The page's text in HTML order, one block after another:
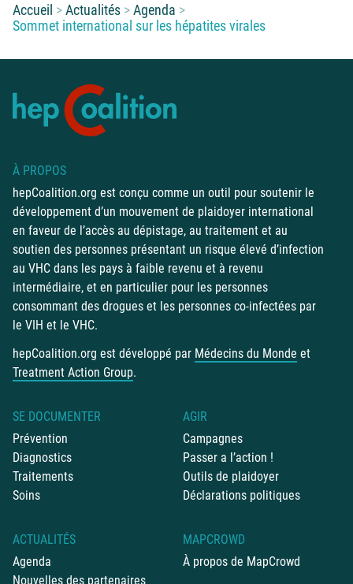
Vous êtes ici :
Accueil Actualités
Agenda
Sommet international sur les hépatites virales
À PROPOS
hepCoalition.org est conçu comme un outil pour soutenir le
développement d’un mouvement de plaidoyer international
en faveur de l’accès au dépistage, au traitement et au
soutien des personnes présentant un risque élevé d’infection
au VHC dans les pays à faible revenu et à revenu
intermédiaire, et en particulier pour les personnes
consommant des drogues et les personnes co-infectées par
le VIH et le VHC.
hepCoalition.org est développé par Médecins du Monde et
Treatment Action Group.
SE DOCUMENTER
Prévention
Diagnostics
Traitements
Soins
AGIR
Campagnes
Passer a l’action !
Outils de plaidoyer
Déclarations politiques
ACTUALITÉS
Agenda
Nouvelles des partenaires
MAPCROWD
À propos de MapCrowd